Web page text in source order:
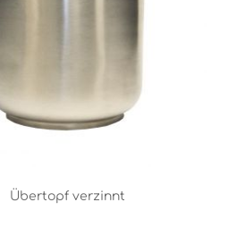
Übertopf verzinnt